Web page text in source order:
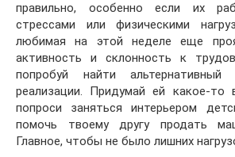
правильно, особенно если их
стрессами или физическими
любимая на этой неделе еще
активность и склонность к
попробуй найти
реализации. Придумай ей какое-то
попроси заняться интерьером
помочь твоему другу продать
Главное, чтобы не было лишних